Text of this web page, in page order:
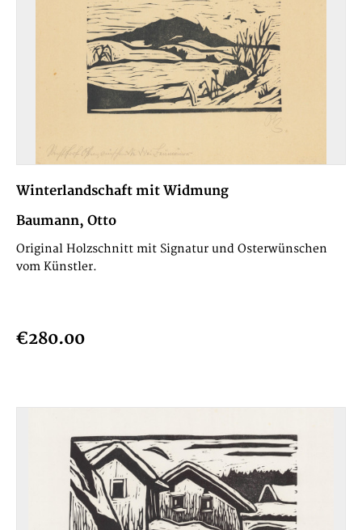
Winterlandschaft mit Widmung
Baumann, Otto
Original Holzschnitt mit Signatur und Osterwünschen
vom Künstler.
€280.00